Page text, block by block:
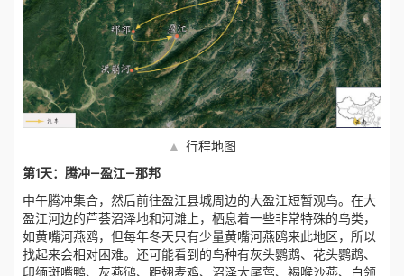
▲ 行程地图
第1天：腾冲—盈江—那邦
中午腾冲集合，然后前往盈江县城周边的大盈江短暂观鸟。在大
盈江河边的芦荟沼泽地和河滩上，栖息着一些非常特殊的鸟类，
如黄嘴河燕鸥，但每年冬天只有少量黄嘴河燕鸥来此地区，所以
找起来会相对困难。还可能看到的鸟种有灰头鹦鹉、花头鹦鹉、
印缅斑嘴鸭、灰燕鸻、距翅麦鸡、沼泽大尾莺、褐喉沙燕、白领